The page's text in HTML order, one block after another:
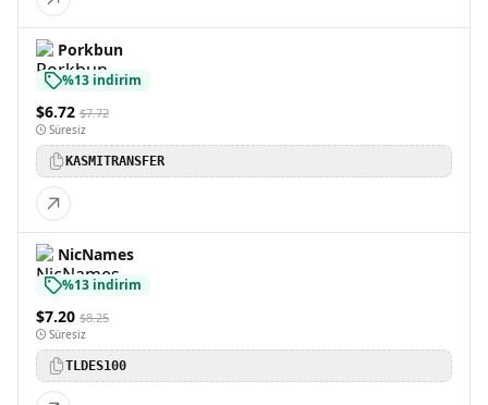
Porkbun
%13 indirim
$6.72 $7.72
Süresiz
KASMITRANSFER
NicNames
%13 indirim
$7.20 $8.25
Süresiz
TLDES100